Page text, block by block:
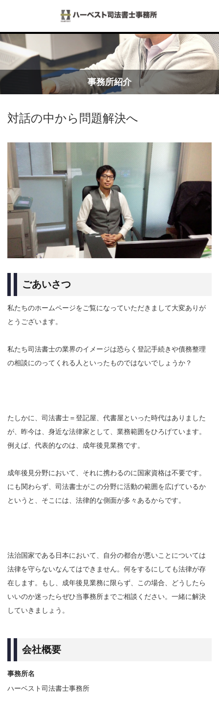
事務所紹介
対話の中から問題解決へ
ごあいさつ
私たちのホームページをご覧になっていただきまして大変ありが
とうございます。
私たち司法書士の業界のイメージは恐らく登記手続きや債務整理
の相談にのってくれる人といったものではないでしょうか？
たしかに、司法書士＝登記屋、代書屋といった時代はありました
が、昨今は、身近な法律家として、業務範囲をひろげています。
例えば、代表的なのは、成年後見業務です。
成年後見分野において、それに携わるのに国家資格は不要です。
にも関わらず、司法書士がこの分野に活動の範囲を広げているか
というと、そこには、法律的な側面が多々あるからです。
法治国家である日本において、自分の都合が悪いことについては
法律を守らないなんてはできません。何をするにしても法律が存
在します。もし、成年後見業務に限らず、この場合、どうしたら
いいのか迷ったらぜひ当事務所までご相談ください。一緒に解決
していきましょう。
会社概要
事務所名
ハーベスト司法書士事務所
Menu
スタッフ紹介
料金表
不動産会社様向けサポート
お問い合わせ